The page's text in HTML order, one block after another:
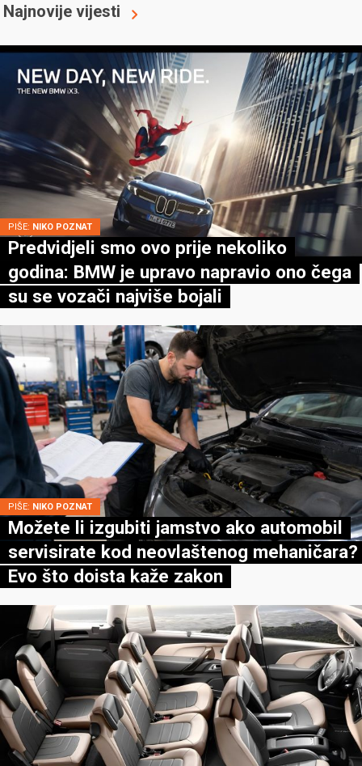
Najnovije vijesti
PIŠE: NIKO POZNAT
Predvidjeli smo ovo prije nekoliko
godina: BMW je upravo napravio ono čega
su se vozači najviše bojali
PIŠE: NIKO POZNAT
Možete li izgubiti jamstvo ako automobil
servisirate kod neovlaštenog mehaničara?
Evo što doista kaže zakon